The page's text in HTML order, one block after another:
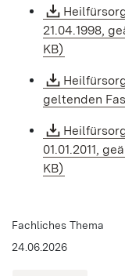
Fachliches Thema
24.06.2026
21.04.1998,
KB)
geltenden
01.01.2011,
KB)